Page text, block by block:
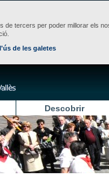
de tercers per poder millorar els
de les galetes
Descobrir